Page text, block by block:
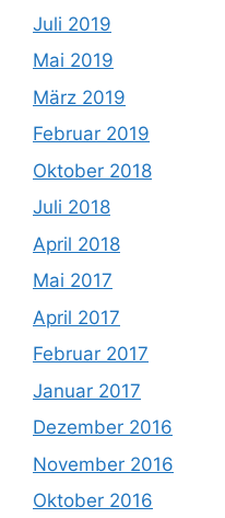
Juli 2019
Mai 2019
März 2019
Februar 2019
Oktober 2018
Juli 2018
April 2018
Mai 2017
April 2017
Februar 2017
Januar 2017
Dezember 2016
November 2016
Oktober 2016